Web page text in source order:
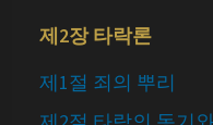
제2장 타락론
제1절 죄의 뿌리